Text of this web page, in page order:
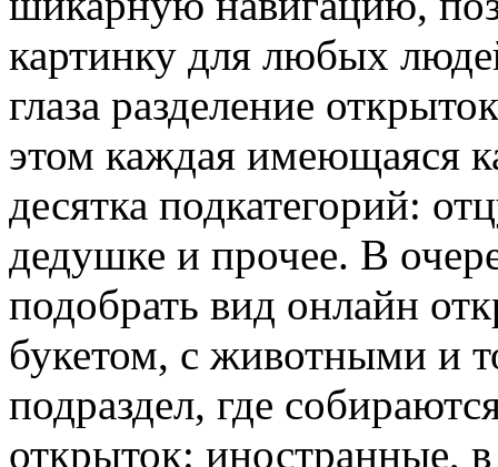
картинку для любых
глаза разделение
этом каждая имеющаяся
десятка подкатегорий:
дедушке и прочее. В
подобрать вид онлайн
букетом, с животными и
подраздел, где
открыток: иностранные,